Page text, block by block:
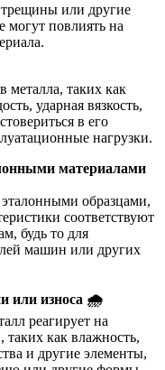
или другие
могут повлиять на
металла, таких как
ударная вязкость,
в его
нагрузки.
материалами
образцами,
соответствуют
будь то для
машин или других
или износа 🌧️
реагирует на
таких как влажность,
и другие элементы,